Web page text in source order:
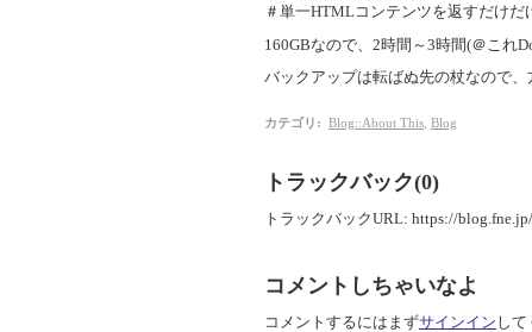
＃単一HTMLコンテンツを返すだけだ
160GBなので、2時間～3時間(＠これ
バックアップは転ばぬ先の杖なので、
カテゴリ : Blog::About This, Blog
トラックバック(0)
トラックバックURL: https://
コメントしちゃいなよ
コメントするにはまずサインイン して